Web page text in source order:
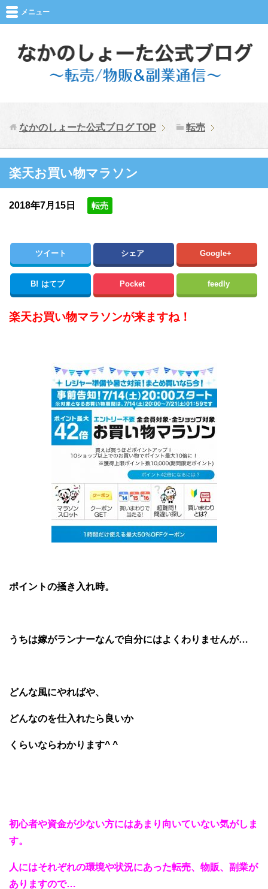
メニュー
なかのしょーた公式ブログTOP 転売
楽天お買い物マラソン
2018年7月15日 転売
ツイート シェア Google+
B! はてブ Pocket feedly
楽天お買い物マラソンが来ますね！
ポイントの掻き入れ時。
うちは嫁がランナーなんで自分にはよくわりませんが…
どんな風にやればや、
どんなのを仕入れたら良いか
くらいならわかります^ ^
初心者や資金が少ない方にはあまり向いていない気がしま
す。
人にはそれぞれの環境や状況にあった転売、物販、副業が
ありますので…